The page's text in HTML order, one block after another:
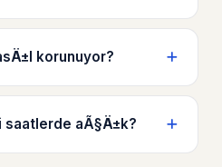
korunuyor?
saatlerde aÃ§Ä±k?